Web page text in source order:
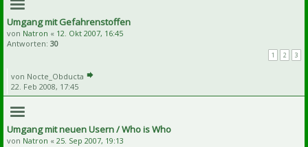
Umgang mit Gefahrenstoffen
von Natron « 12. Okt 2007, 16:45
Antworten: 30
1 2 3
von Nocte_Obducta
22. Feb 2008, 17:45
Umgang mit neuen Usern / Who is Who
von Natron « 25. Sep 2007, 19:13